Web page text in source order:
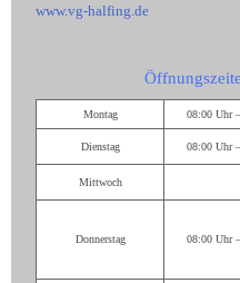
www.vg-halfing.de
Montag 08:00 Uhr
Dienstag 08:00 Uhr
Mittwoch
Donnerstag 08:00 Uhr